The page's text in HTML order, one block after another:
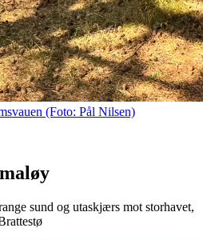
(Foto: Pål Nilsen)
sund og utaskjærs mot storhavet,